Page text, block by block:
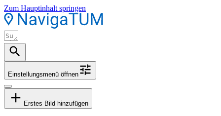
Zum Hauptinhalt springen
Einstellungsmenü öffnen
Erstes Bild hinzufügen